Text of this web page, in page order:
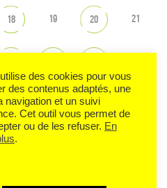
18 19 20 21
2 3 4
des cookies pour vous
des contenus adaptés, une
navigation et un suivi
Cet outil vous permet de
ou de les refuser. En
.